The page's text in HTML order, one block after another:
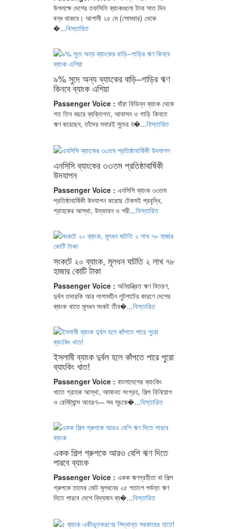
উপলক্ষে দেশের তফসিলি ব্যাংকগুলো টানা সাত দিন
বন্ধ থাকবে। আগামী ২৫ মে (সোমবার) থেকে
�...বিস্তারিত
৯% সুদে অন্য ব্যাংকের বাড়ি–গাড়ির ঋণ
কিনবে ব্যাংক এশিয়া
Passenger Voice : যাঁরা বিভিন্ন ব্যাংক থেকে
গত তিন বছরে ব্যক্তিগত, আবাসন ও গাড়ি কিনতে
ঋণ করেছেন, তাঁদের সবারই সুদের হ�...বিস্তারিত
এনসিসি ব্যাংকের ৩৩তম প্রতিষ্ঠাবার্ষিকী
উদযাপন
Passenger Voice : এনসিসি ব্যাংক ৩৩তম
প্রতিষ্ঠাবার্ষিকী উদযাপন করেছে টেকসই প্রবৃদ্ধি,
গ্রাহকের আস্থা, উদ্ভাবন ও শরী...বিস্তারিত
সংকটে ২০ ব্যাংক, মূলধন ঘাটতি ২ লাখ ৭৮
হাজার কোটি টাকা
Passenger Voice : অনিয়ন্ত্রিত ঋণ বিতরণ,
দুর্বল তদারকি আর লাগামহীন লুটপাটের কারণে দেশের
ব্যাংক খাতে মূলধন সংকট তীব�...বিস্তারিত
ইসলামী ব্যাংক দুর্বল হলে কাঁপতে পারে পুরো
ব্যাংকিং খাত!
Passenger Voice : বাংলাদেশের ব্যাংকিং
খাতে গ্রাহক আস্থা, আমানত সংগ্রহ, শিল্প বিনিয়োগ
ও রেমিট্যান্স আহরণ— সব সূচকে�...বিস্তারিত
একক শিল্প গ্রুপকে আরও বেশি ঋণ দিতে
পারবে ব্যাংক
Passenger Voice : একক ঋণগ্রহীতা বা শিল্প
গ্রুপকে তাদের মোট মূলধনের ২৫ শতাংশ পর্যন্ত ঋণ
দিতে পারবে দেশে বিদ্যমান ব্য�...বিস্তারিত